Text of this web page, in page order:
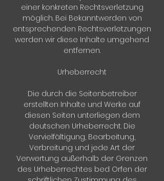
einer konkreten Rechtsverletzung
möglich. Bei Bekanntwerden von
entsprechenden Rechtsverletzungen
werden wir diese Inhalte umgehend
entfernen.
Urheberrecht
Die durch die Seitenbetreiber
erstellten Inhalte und Werke auf
diesen Seiten unterliegen dem
deutschen Urheberrecht. Die
Vervielfältigung, Bearbeitung,
Verbreitung und jede Art der
Verwertung außerhalb der Grenzen
des Urheberrechtes bed Orfen der